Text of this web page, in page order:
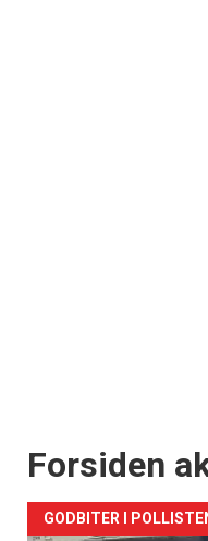
Forsiden
GODBITER I